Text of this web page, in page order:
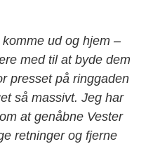
ud og hjem –
med til at byde dem
presset på ringgaden
så massivt. Jeg har
at genåbne Vester
retninger og fjerne